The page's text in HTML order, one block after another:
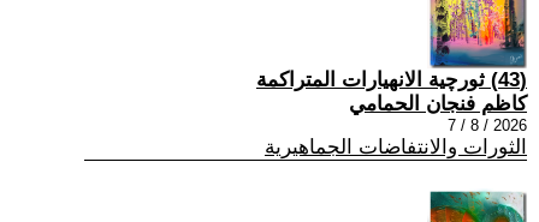
(43) ثورچية الانهيارات المتراكمة
كاظم فنجان الحمامي
2026 / 8 / 7
الثورات والانتفاضات الجماهيرية